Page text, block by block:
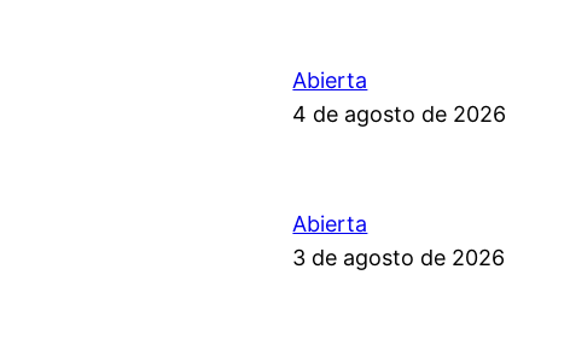
Abierta
4 de agosto de 2026
Abierta
3 de agosto de 2026